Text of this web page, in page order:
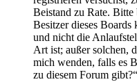
Beistand zu Rate.
Besitzer dieses Boards
und nicht die
Art ist; außer solchen,
mich wenden, falls es
zu diesem Forum